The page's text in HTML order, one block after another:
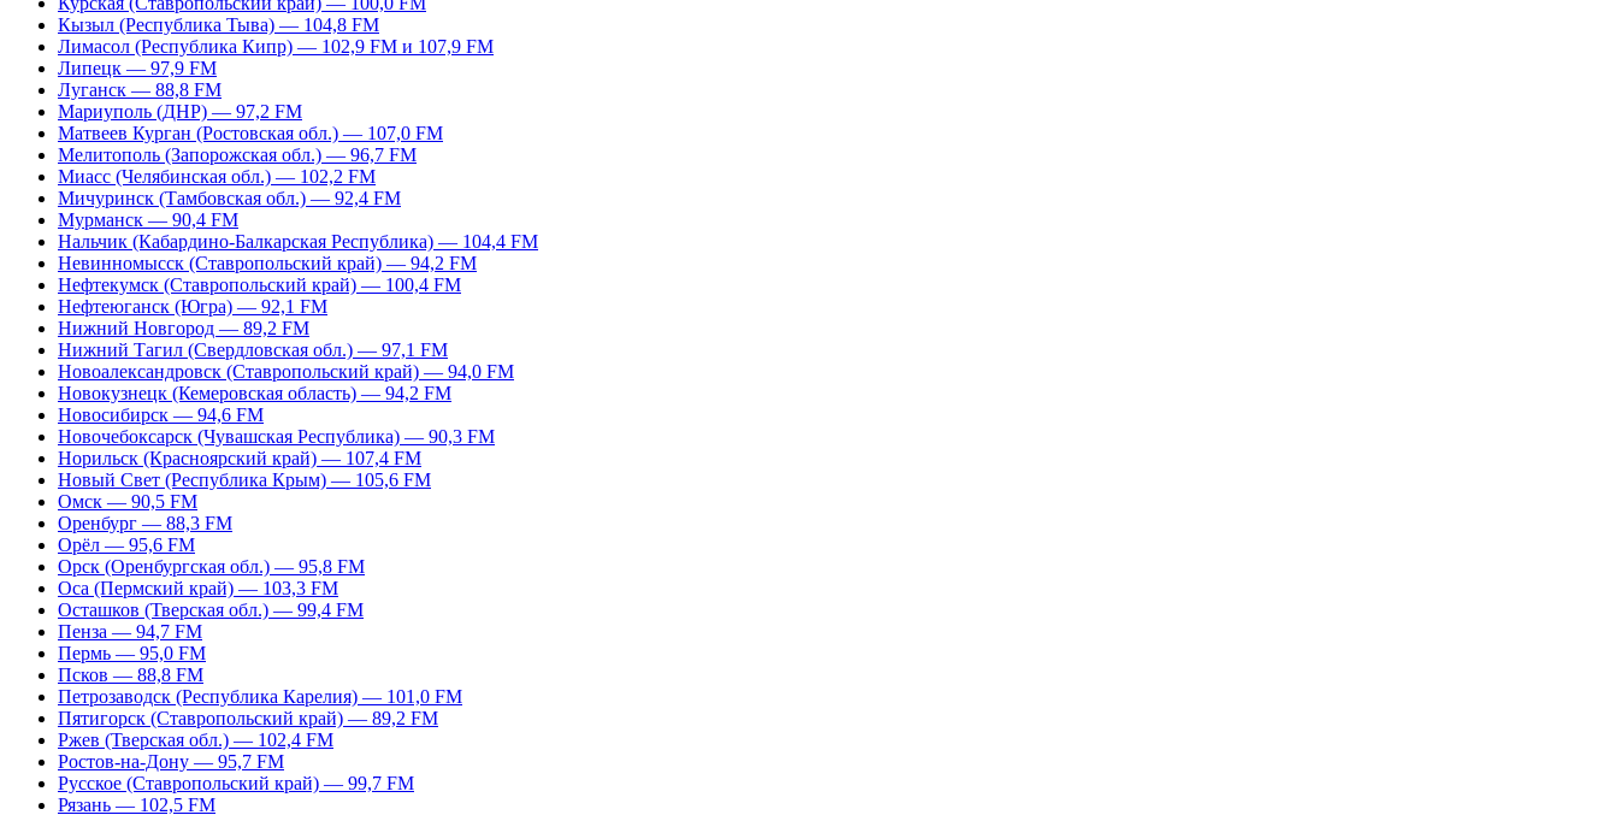
Кызыл (Республика Тыва) — 104,8 FM
Лимасол (Республика Кипр) — 102,9 FM и 107,9 FM
Липецк — 97,9 FM
Луганск — 88,8 FM
Мариуполь (ДНР) — 97,2 FM
Матвеев Курган (Ростовская обл.) — 107,0 FM
Мелитополь (Запорожская обл.) — 96,7 FM
Миасс (Челябинская обл.) — 102,2 FM
Мичуринск (Тамбовская обл.) — 92,4 FM
Мурманск — 90,4 FM
Нальчик (Кабардино-Балкарская Республика) — 104,4 FM
Невинномысск (Ставропольский край) — 94,2 FM
Нефтекумск (Ставропольский край) — 100,4 FM
Нефтеюганск (Югра) — 92,1 FM
Нижний Новгород — 89,2 FM
Нижний Тагил (Свердловская обл.) — 97,1 FM
Новоалександровск (Ставропольский край) — 94,0 FM
Новокузнецк (Кемеровская область) — 94,2 FM
Новосибирск — 94,6 FM
Новочебоксарск (Чувашская Республика) — 90,3 FM
Норильск (Красноярский край) — 107,4 FM
Новый Свет (Республика Крым) — 105,6 FM
Омск — 90,5 FM
Оренбург — 88,3 FM
Орёл — 95,6 FM
Орск (Оренбургская обл.) — 95,8 FM
Оса (Пермский край) — 103,3 FM
Осташков (Тверская обл.) — 99,4 FM
Пенза — 94,7 FM
Пермь — 95,0 FM
Псков — 88,8 FM
Петрозаводск (Республика Карелия) — 101,0 FM
Пятигорск (Ставропольский край) — 89,2 FM
Ржев (Тверская обл.) — 102,4 FM
Ростов-на-Дону — 95,7 FM
Русское (Ставропольский край) — 99,7 FM
Рязань — 102,5 FM